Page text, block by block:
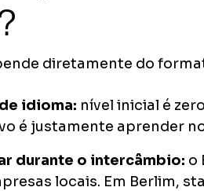
diretamente do
idioma: nível inicial é
é justamente aprender
durante o intercâmbio: o
locais. Em Berlim,